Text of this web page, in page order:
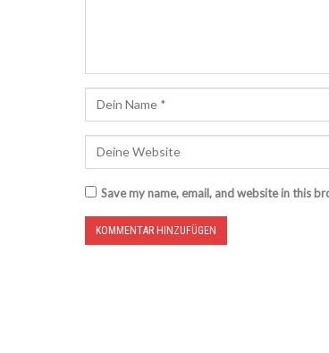
Save my name, email, and website in this